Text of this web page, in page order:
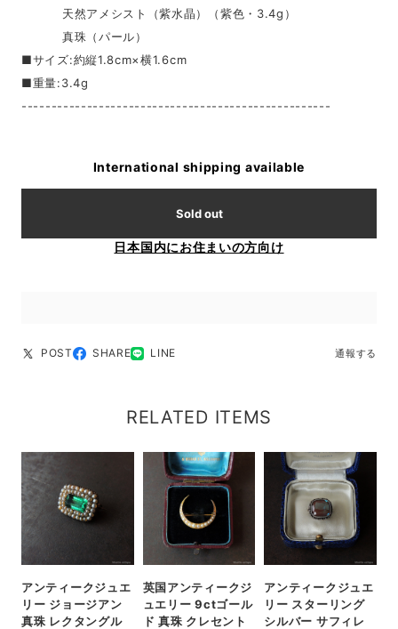
天然アメシスト（紫水晶）（紫色・3.4g）
真珠（パール）
■サイズ:約縦1.8cm×横1.6cm
■重量:3.4g
----------------------------------------------------
International shipping available
Sold out
日本国内にお住まいの方向け
POST SHARE LINE 通報する
RELATED ITEMS
アンティークジュエ
リー ジョージアン
真珠 レクタングル
英国アンティークジ
ュエリー 9ctゴール
ド 真珠 クレセント
アンティークジュエ
リー スターリング
シルバー サフィレ